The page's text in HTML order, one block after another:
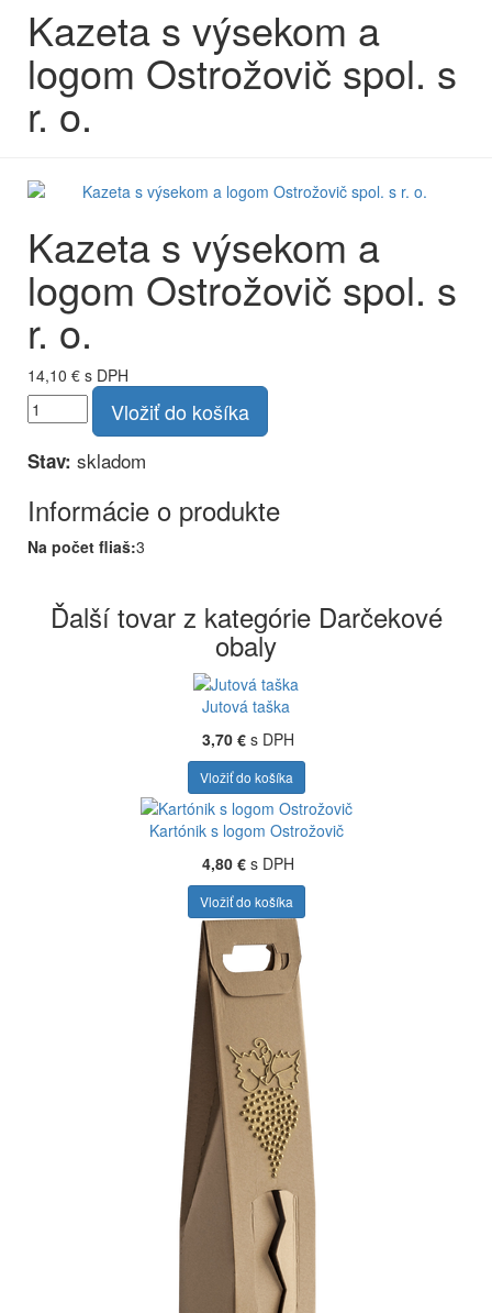
Kazeta s výsekom a
logom Ostrožovič spol. s
r. o.
Kazeta s výsekom a
logom Ostrožovič spol. s
r. o.
14,10 € s DPH
Vložiť do košíka
Stav: skladom
Informácie o produkte
Na počet fliaš:3
Ďalší tovar z kategórie Darčekové
obaly
Jutová taška
3,70 € s DPH
Vložiť do košíka
Kartónik s logom Ostrožovič
4,80 € s DPH
Vložiť do košíka